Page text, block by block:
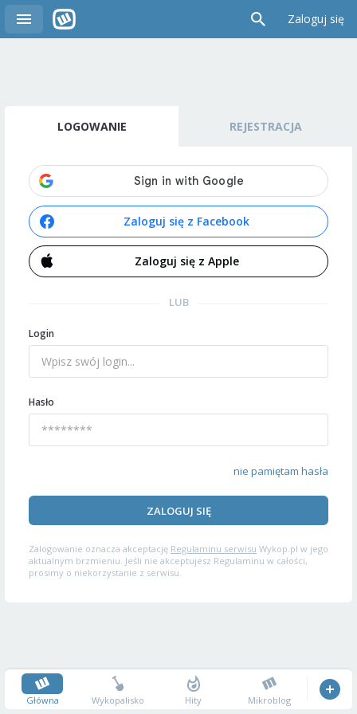
Zaloguj się
LOGOWANIE REJESTRACJA
Zaloguj się z Facebook
Zaloguj się z Apple
LUB
Login
Hasło
nie pamiętam hasła
ZALOGUJ SIĘ
Zalogowanie oznacza akceptację Regulaminu serwisu Wykop.pl w jego
aktualnym brzmieniu. Jeśli nie akceptujesz Regulaminu w całości,
prosimy o niekorzystanie z serwisu.
Główna Wykopalisko Hity Mikroblog